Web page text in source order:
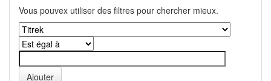
Vous pouvex utiliser des filtres pour chercher mieux.